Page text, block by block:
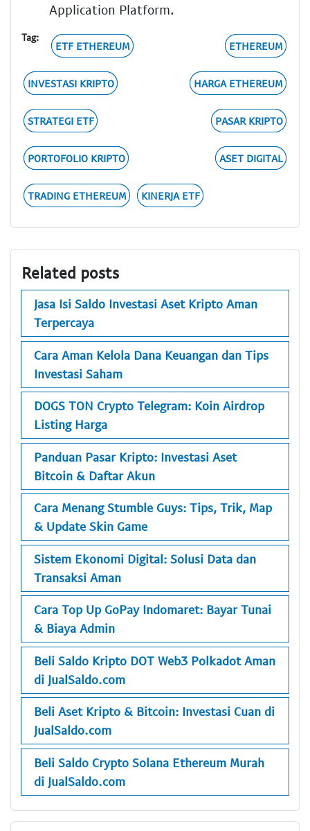
Application Platform.
Tag:
ETF ETHEREUM ETHEREUM
INVESTASI KRIPTO HARGA ETHEREUM
STRATEGI ETF PASAR KRIPTO
PORTOFOLIO KRIPTO ASET DIGITAL
TRADING ETHEREUM KINERJA ETF
Related posts
Jasa Isi Saldo Investasi Aset Kripto Aman
Terpercaya
Cara Aman Kelola Dana Keuangan dan Tips
Investasi Saham
DOGS TON Crypto Telegram: Koin Airdrop
Listing Harga
Panduan Pasar Kripto: Investasi Aset
Bitcoin & Daftar Akun
Cara Menang Stumble Guys: Tips, Trik, Map
& Update Skin Game
Sistem Ekonomi Digital: Solusi Data dan
Transaksi Aman
Cara Top Up GoPay Indomaret: Bayar Tunai
& Biaya Admin
Beli Saldo Kripto DOT Web3 Polkadot Aman
di JualSaldo.com
Beli Aset Kripto & Bitcoin: Investasi Cuan di
JualSaldo.com
Beli Saldo Crypto Solana Ethereum Murah
di JualSaldo.com